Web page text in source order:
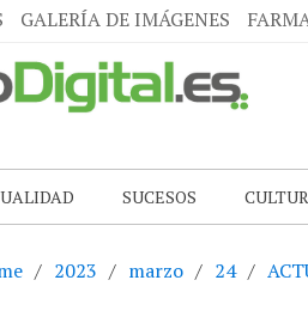
GALERÍA DE IMÁGENES
SUCESOS
2023 marzo 24